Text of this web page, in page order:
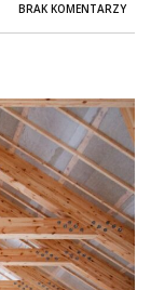
BRAK KOMENTARZY